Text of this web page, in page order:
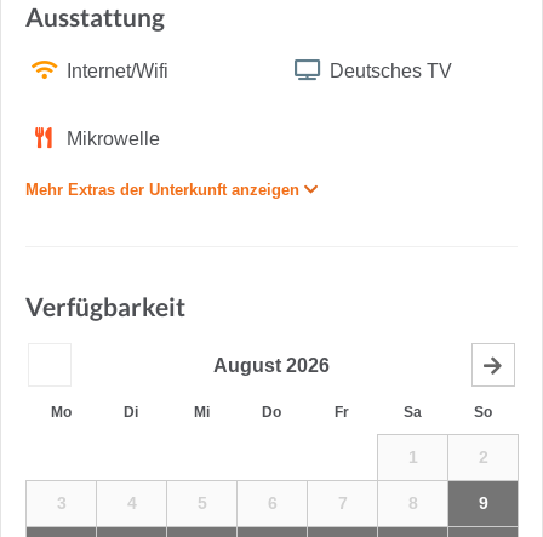
Ausstattung
Internet/Wifi Deutsches TV
Mikrowelle
Mehr Extras der Unterkunft anzeigen
Verfügbarkeit
August 2026
Mo Di Mi Do Fr Sa So
1 2
3 4 5 6 7 8 9